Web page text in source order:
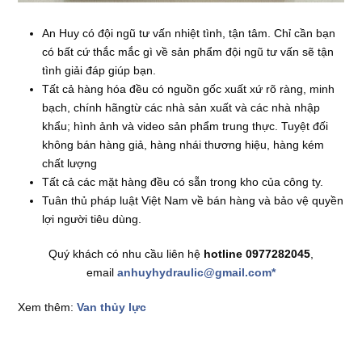
An Huy có đội ngũ tư vấn nhiệt tình, tận tâm. Chỉ cần bạn
có bất cứ thắc mắc gì về sản phẩm đội ngũ tư vấn sẽ tận
tình giải đáp giúp bạn.
Tất cả hàng hóa đều có nguồn gốc xuất xứ rõ ràng, minh
bạch, chính hãngtừ các nhà sản xuất và các nhà nhập
khẩu; hình ảnh và video sản phẩm trung thực. Tuyệt đối
không bán hàng giả, hàng nhái thương hiệu, hàng kém
chất lượng
Tất cả các mặt hàng đều có sẵn trong kho của công ty.
Tuân thủ pháp luật Việt Nam về bán hàng và bảo vệ quyền
lợi người tiêu dùng.
Quý khách có nhu cầu liên hệ hotline 0977282045
email anhuyhydraulic@gmail.com*
Xem thêm:Van thủy lực